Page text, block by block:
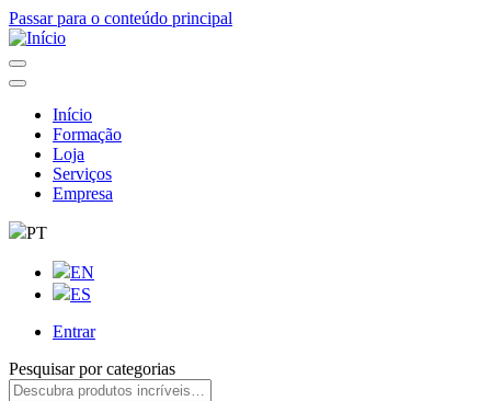
Passar para o conteúdo principal
Navegação
principal
Início
Formação
Loja
Serviços
Empresa
PT
EN
ES
account
menu
Entrar
Pesquisar por categorias